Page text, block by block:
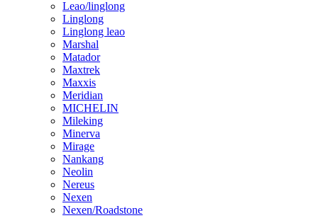
Leao/linglong
Linglong
Linglong leao
Marshal
Matador
Maxtrek
Maxxis
Meridian
MICHELIN
Mileking
Minerva
Mirage
Nankang
Neolin
Nereus
Nexen
Nexen/Roadstone